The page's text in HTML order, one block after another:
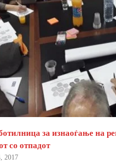
за изнаоѓање на
со отпадот
2017